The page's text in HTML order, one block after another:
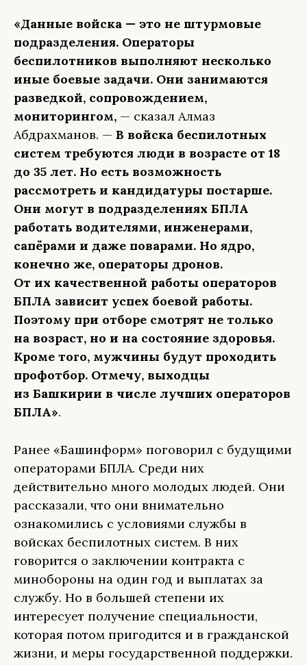
«Данные войска — это не штурмовые
подразделения. Операторы
беспилотников выполняют несколько
иные боевые задачи. Они занимаются
разведкой, сопровождением,
мониторингом, — сказал Алмаз
Абдрахманов. — В войска беспилотных
систем требуются люди в возрасте от 18
до 35 лет. Но есть возможность
рассмотреть и кандидатуры постарше.
Они могут в подразделениях БПЛА
работать водителями, инженерами,
сапёрами и даже поварами. Но ядро,
конечно же, операторы дронов.
От их качественной работы операторов
БПЛА зависит успех боевой работы.
Поэтому при отборе смотрят не только
на возраст, но и на состояние здоровья.
Кроме того, мужчины будут проходить
профотбор. Отмечу, выходцы
из Башкирии в числе лучших операторов
БПЛА».
Ранее «Башинформ» поговорил с будущими
операторами БПЛА. Среди них
действительно много молодых людей. Они
рассказали, что они внимательно
ознакомились с условиями службы в
войсках беспилотных систем. В них
говорится о заключении контракта с
минобороны на один год и выплатах за
службу. Но в большей степени их
интересует получение специальности,
которая потом пригодится и в гражданской
жизни, и меры государственной поддержки.